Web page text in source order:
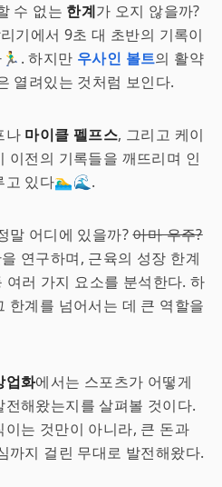
수 없는 한계가 오지 않을까?
기에서 9초 대 초반의 기록이
하지만 우사인 볼트의 활약
열려있는 것처럼 보인다.
나 마이클 펠프스, 그리고 케이
이전의 기록들을 깨뜨리며 인
있다🏊‍♂️🌊.
말 어디에 있을까?아마 우주?
연구하며, 근육의 성장 한계
여러 가지 요소를 분석한다. 하
한계를 넘어서는 데 큰 역할을
업화에서는 스포츠가 어떻게
해왔는지를 살펴볼 것이다.
는 것만이 아니라, 큰 돈과
까지 걸린 무대로 발전해왔다.